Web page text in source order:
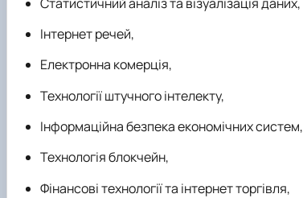
Інтернет речей,
Електронна комерція,
Технології штучного інтелекту,
Інформаційна безпека економічних систем,
Технологія блокчейн,
Фінансові технології та інтернет торгівля,